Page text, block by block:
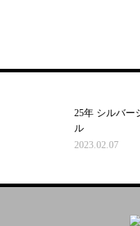
25年 シルバーシー
2023.02.07